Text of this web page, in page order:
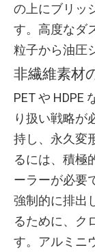
の上にブリッ
す。高度なダ
粒子から油圧
非繊維素材
PET や HDPE
り扱い戦略が
持し、永久変
るには、積極
ーラーが必要
強制的に排出
るために、ク
す。アルミニ